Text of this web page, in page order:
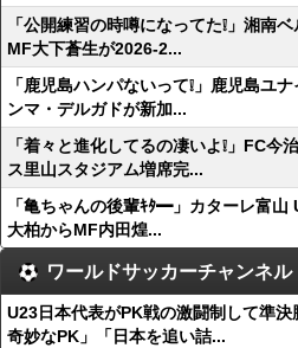
「公開練習の時噂になってた❕」湘南
MF大下蒼生が2026-2...
「鹿児島ハンパないって❕」鹿児島ユ
ンマ・デルガドが新加...
「着々と進化してるの凄いよ❕」FC
ス里山スタジアム増席完...
「亀ちゃんの後輩ｷﾀ━」カターレ富
大柏からMF内田煌...
ワールドサッカーチャンネル
U23日本代表がPK戦の激闘制して準
奇妙なPK」「日本を追い詰...